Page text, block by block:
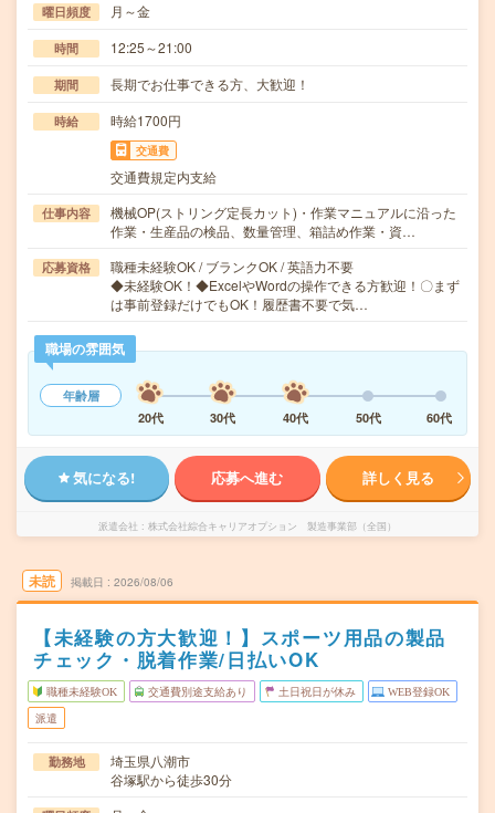
曜日頻度 月～金
時間 12:25～21:00
期間 長期でお仕事できる方、大歓迎！
時給 時給1700円
交通費
交通費規定内支給
仕事内容
機械OP(ストリング定長カット)・作業マニュアルに沿った
作業・生産品の検品、数量管理、箱詰め作業・資…
応募資格
職種未経験OK / ブランクOK / 英語力不要
◆未経験OK！◆ExcelやWordの操作できる方歓迎！〇まず
は事前登録だけでもOK！履歴書不要で気…
職場の雰囲気
年齢層
20代
30代 40代 50代 60代
気になる! 応募へ進む 詳しく見る
派遣会社 株式会社綜合キャリアオプション 製造事業部（全国）
未読 掲載日 2026/08/06
【未経験の方大歓迎！】スポーツ用品の製品
チェック・脱着作業/日払いOK
職種未経験OK 交通費別途支給あり 土日祝日が休み WEB登録OK
派遣
勤務地
埼玉県八潮市
谷塚駅から徒歩30分